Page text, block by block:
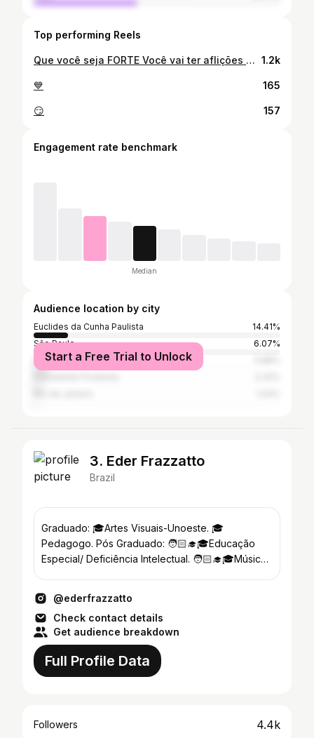
Top performing Reels
Que você seja FORTE Você vai ter aflições mas creia, ele venceu, Jesus venceu o mundo e quando ele fala isso pra mim cara, a primeira coisa que vem na minha cabeça é eu vou ser Forte, mas para ser forte eu preciso não ter medo, porque o medo inibe as nossas forças, as vezes a gente tá determinado a ter força, mas aparece qualquer coisa, que nós desperta medo e a nossa tendência é correr então. SEJA FORTE E CORAJOSO 🙏🏻✨ #ostomiasemtabu #superação #motivação 1.2k
💙 165
😏 157
Engagement rate benchmark
Median
Audience location by city
Euclides da Cunha Paulista
14.41%
São Paulo
6.07%
Maringá
Start a Free Trial to Unlock
3. Eder Frazzatto
Brazil
Graduado: 🎓Artes Visuais-Unoeste. 🎓
Pedagogo. Pós Graduado: 🧑🏻‍🎓🎓Educação
Especial/ Deficiência Intelectual. 🧑🏻‍🎓🎓Música.
@ederfrazzatto
Check contact details
Get audience breakdown
Full Profile Data
Followers 4.4k